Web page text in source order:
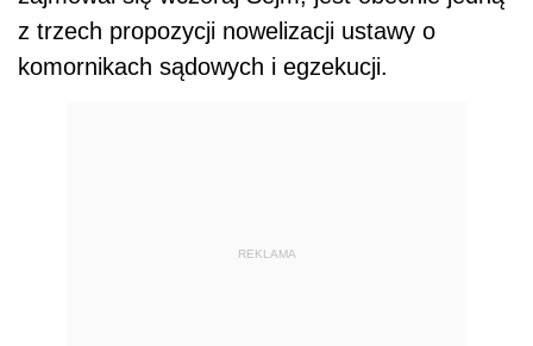
z trzech propozycji nowelizacji ustawy o
komornikach sądowych i egzekucji.
REKLAMA